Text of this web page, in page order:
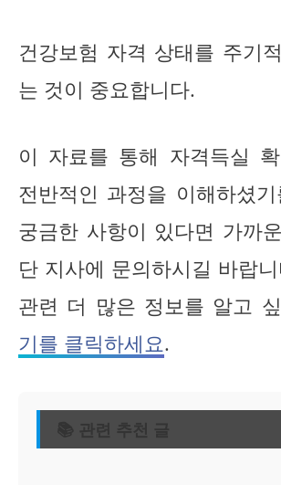
건강보험 자격 상태를 주기
는 것이 중요합니다.
이 자료를 통해 자격득실
전반적인 과정을 이해하셨
궁금한 사항이 있다면 가까
단 지사에 문의하시길 바랍
관련 더 많은 정보를 알고
기를 클릭하세요.
📚 관련 추천 글